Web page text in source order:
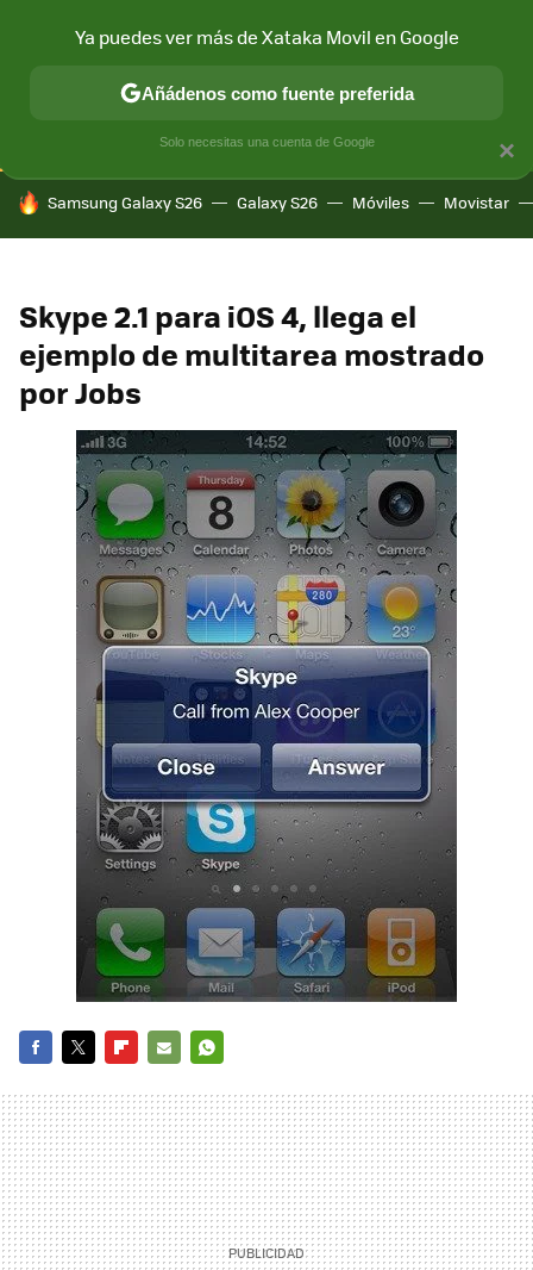
CONECTIVIDAD MÓVIL Y SOCIEDAD APLICACIONES
HOY SE HABLA DE
Samsung Galaxy S26 Galaxy S26 Móviles Movistar
Skype 2.1 para iOS 4, llega el
ejemplo de multitarea mostrado
por Jobs
MAIL
×
Ya puedes ver más de Xataka Movil en Google
Añádenos como fuente preferida
Solo necesitas una cuenta de Google